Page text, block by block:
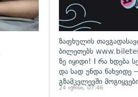
ზაფხულის
ბილეთებს
ზე იყიდი! I რა ხდება
და სად უნდა წახვიდე
გზამკვლევში
24 ივნისი, 07:46